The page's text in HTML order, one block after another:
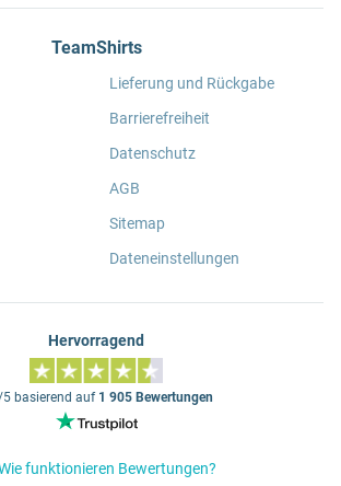
TeamShirts
Lieferung und Rückgabe
Barrierefreiheit
Datenschutz
AGB
Sitemap
Dateneinstellungen
Hervorragend
5 basierend auf 1 905 Bewertungen
funktionieren Bewertungen?